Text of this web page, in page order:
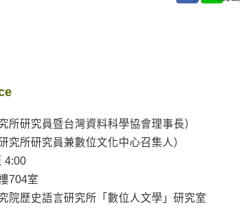
研究員暨台灣資料科學協會理事長）
所研究員兼數位文化中心召集人）
4:00
704室
院歷史語言研究所「數位人文學」研究室